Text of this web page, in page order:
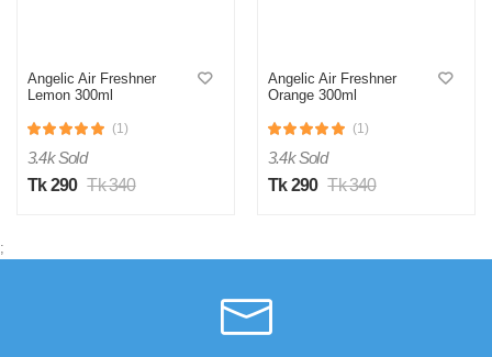
Angelic Air Freshner
Lemon 300ml
(1)
3.4k Sold
Tk 290 Tk 340
Angelic Air Freshner
Orange 300ml
(1)
3.4k Sold
Tk 290 Tk 340
;